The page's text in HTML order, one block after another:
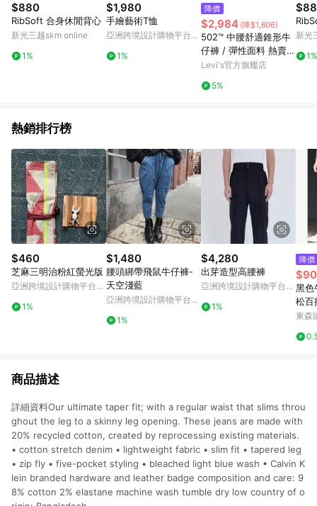
$880
RibSoft 合身休閒背心
新光三越skm online
1%
$1,980
手繪藝術T恤
亞洲跨境設計購物平台
1%
降價
$2,984 (降$1,606)
502™ 中腰舒適錐形牛
仔褲 / 彈性面料 熱賣單
品
Levi's官方旗艦店
5%
新光
1%
熱銷排行榜
$460
芝麻三明治粉紅螢光版
亞洲跨境設計購物平台
1%
$1,480
腰頭綁帶飛鼠牛仔褲-
天空淺藍
亞洲跨境設計購物平台
1%
$4,280
出芽造型高腰褲
亞洲跨境設計購物平台
1%
降價
黑色
松百
款潮
東森
商品描述
詳細資料Our ultimate taper fit; with a regular waist that slims throu
ghout the leg to a skinny leg opening. These jeans are made with
20% recycled cotton, created by reprocessing existing materials.
• cotton stretch denim • lightweight fabric • slim fit • tapered leg
• zip fly • five-pocket styling • bleached light blue wash • Calvin K
lein branded hardware and leather badge composition and care: 9
8% cotton 2% elastane machine wash tumble dry low country of o